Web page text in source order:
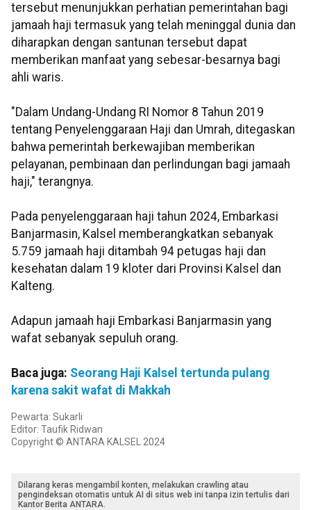
tersebut menunjukkan perhatian pemerintahan bagi
jamaah haji termasuk yang telah meninggal dunia dan
diharapkan dengan santunan tersebut dapat
memberikan manfaat yang sebesar-besarnya bagi
ahli waris.
"Dalam Undang-Undang RI Nomor 8 Tahun 2019
tentang Penyelenggaraan Haji dan Umrah, ditegaskan
bahwa pemerintah berkewajiban memberikan
pelayanan, pembinaan dan perlindungan bagi jamaah
haji," terangnya.
Pada penyelenggaraan haji tahun 2024, Embarkasi
Banjarmasin, Kalsel memberangkatkan sebanyak
5.759 jamaah haji ditambah 94 petugas haji dan
kesehatan dalam 19 kloter dari Provinsi Kalsel dan
Kalteng.
Adapun jamaah haji Embarkasi Banjarmasin yang
wafat sebanyak sepuluh orang.
Baca juga: Seorang Haji Kalsel tertunda pulang
karena sakit wafat di Makkah
Pewarta: Sukarli
Editor: Taufik Ridwan
Copyright © ANTARA KALSEL 2024
Dilarang keras mengambil konten, melakukan crawling atau
pengindeksan otomatis untuk AI di situs web ini tanpa izin tertulis dari
Kantor Berita ANTARA.